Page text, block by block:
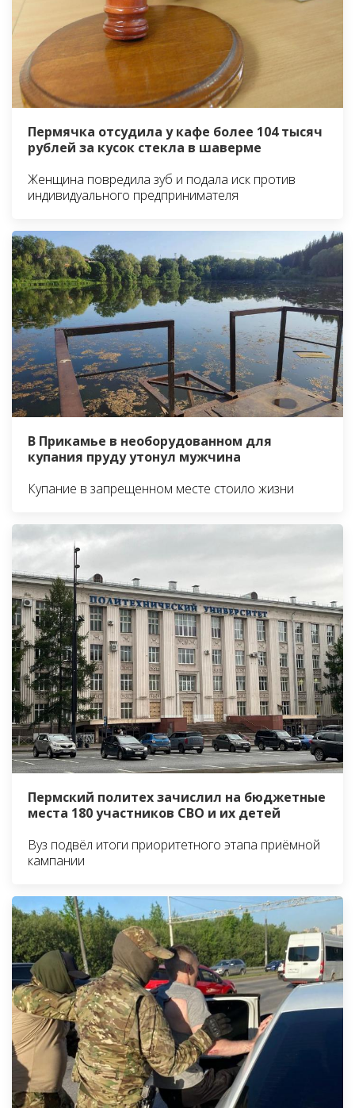
Пермячка отсудила у кафе более 104 тысяч
рублей за кусок стекла в шаверме
Женщина повредила зуб и подала иск против
индивидуального предпринимателя
В Прикамье в необорудованном для
купания пруду утонул мужчина
Купание в запрещенном месте стоило жизни
Пермский политех зачислил на бюджетные
места 180 участников СВО и их детей
Вуз подвёл итоги приоритетного этапа приёмной
кампании